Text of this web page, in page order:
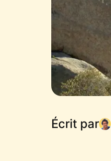
Écrit par